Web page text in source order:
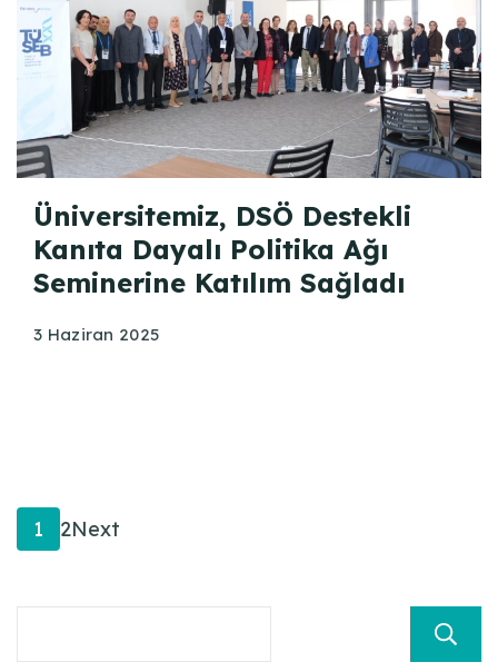
Üniversitemiz, DSÖ Destekli
Kanıta Dayalı Politika Ağı
Seminerine Katılım Sağladı
3 Haziran 2025
Yazı
Page
1 Page
2Next